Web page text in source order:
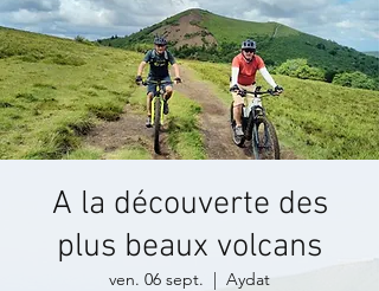
A la découverte des
plus beaux volcans
ven. 06 sept.
  |
Aydat